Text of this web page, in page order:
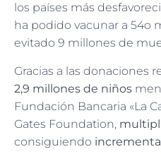
los países más
ha podido vacunar a 54o
evitado 9 millones de
Gracias a las donaciones
2,9 millones de niños
Fundación Bancaria «La
Gates Foundation,
consiguiendo